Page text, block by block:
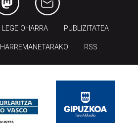
LEGE OHARRA PUBLIZITATEA
HARREMANETARAKO RSS